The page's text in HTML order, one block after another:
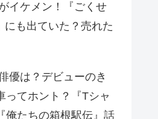
イケメン！『ごくせ
にも出ていた？売れた
優は？デビューのき
ってホント？『Tシャ
俺たちの箱根駅伝』話